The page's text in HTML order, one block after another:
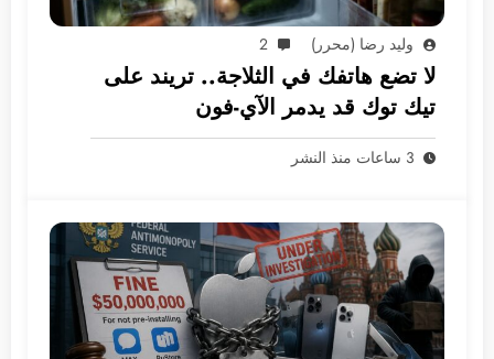
وليد رضا (محرر) 2
لا تضع هاتفك في الثلاجة.. تريند على
تيك توك قد يدمر الآي-فون
3 ساعات منذ النشر